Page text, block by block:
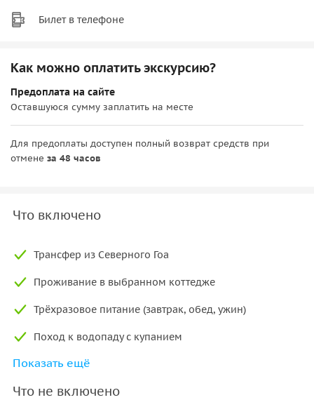
Билет в телефоне
Как можно оплатить экскурсию?
Предоплата на сайте
Оставшуюся сумму заплатить на месте
Для предоплаты доступен полный возврат средств при
отмене за 48 часов
Что включено
Трансфер из Северного Гоа
Проживание в выбранном коттедже
Трёхразовое питание (завтрак, обед, ужин)
Поход к водопаду с купанием
Прогулки с проводником по джунглям
Вечерняя программа с национальными танцами
Показать ещё
Что не включено